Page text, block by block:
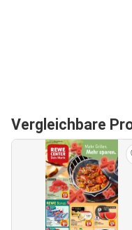
Vergleichbare